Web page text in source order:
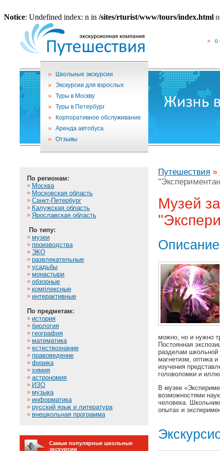
Notice: Undefined index: n in /sites/rturist/www/tours/index.html
» о
»
Школьные экскурсии
»
Экскурсии для взрослых
»
Туры в Москву
»
Туры в Петербург
»
Корпоративное обслуживание
»
Аренда автобуса
»
Отзывы
По регионам:
» Москва
» Московская область
» Санкт-Петербург
» Калужская область
» Ярославская область
По типу:
» музеи
» производства
» ЭКО
» развлекательные
» усадьбы
» монастыри
» обзорные
» комплексные
» интерактивные
По предметам:
» история
» биология
» география
» математика
» естествознание
» правоведение
» физика
» химия
» астрономия
» ИЗО
» музыка
» информатика
» русский язык и литература
» внешкольная программа
Самые популярные школьные
экскурсии
Путешествия »
Музей
можно, но и нужно
Постоянная
разделам школьной
магнетизм, оптика
изучения
головоломки и
В музее
возможностями
человека.
опытах и